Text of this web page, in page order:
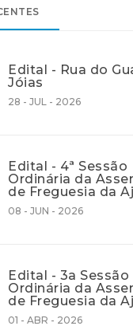
Edital - Rua do
Jóias
28 - JUL - 2026
Edital - 4ª Sessão
Ordinária da
de Freguesia da
08 - JUN - 2026
Edital - 3a Sessão
Ordinária da
de Freguesia da
01 - ABR - 2026